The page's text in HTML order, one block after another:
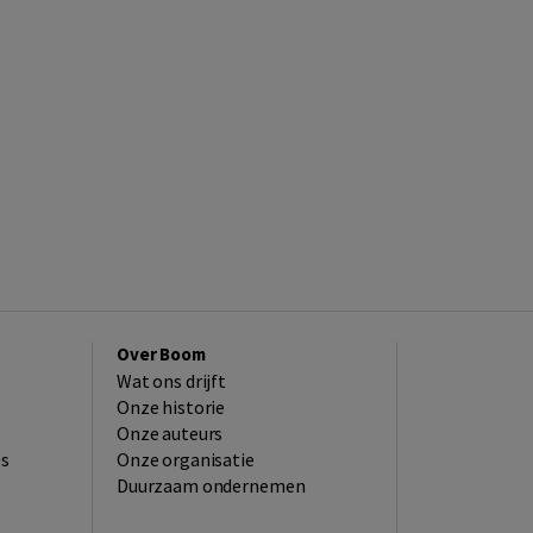
Over Boom
Wat ons drijft
Onze historie
Onze auteurs
Onze organisatie
Duurzaam ondernemen